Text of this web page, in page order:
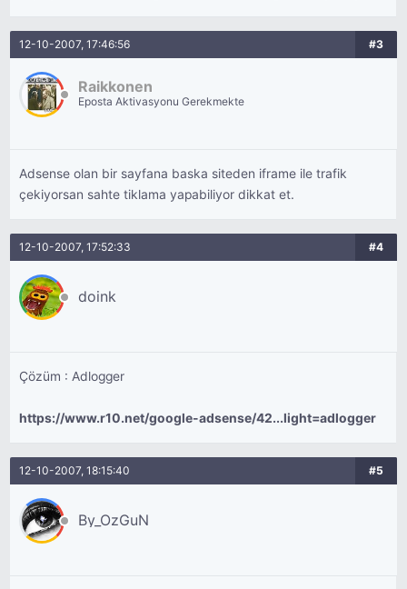
12-10-2007, 17:46:56 #3
Raikkonen
Eposta Aktivasyonu Gerekmekte
Adsense olan bir sayfana baska siteden iframe ile trafik
çekiyorsan sahte tiklama yapabiliyor dikkat et.
12-10-2007, 17:52:33 #4
doink
Çözüm : Adlogger
https://www.r10.net/google-adsense/42...light=adlogger
12-10-2007, 18:15:40 #5
By_OzGuN